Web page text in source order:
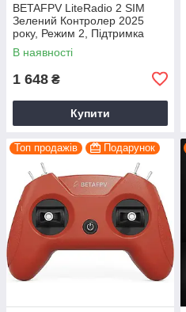
BETAFPV LiteRadio 2 SIM
Зелений Контролер 2025
року, Режим 2, Підтримка
JoyStick, Xbox і сумісний
Virtual Flight, Liftoff
В наявності
1 648 ₴
Купити
Топ продажів Подарунок